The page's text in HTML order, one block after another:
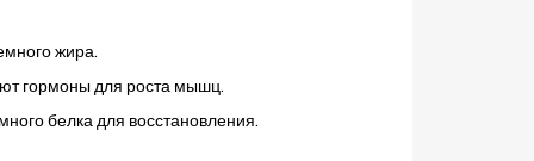
жира.
гормоны для роста мышц.
белка для восстановления.